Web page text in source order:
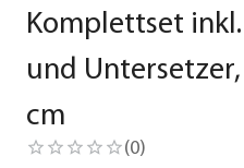
Komplettset
und Untersetzer,
cm
(0)